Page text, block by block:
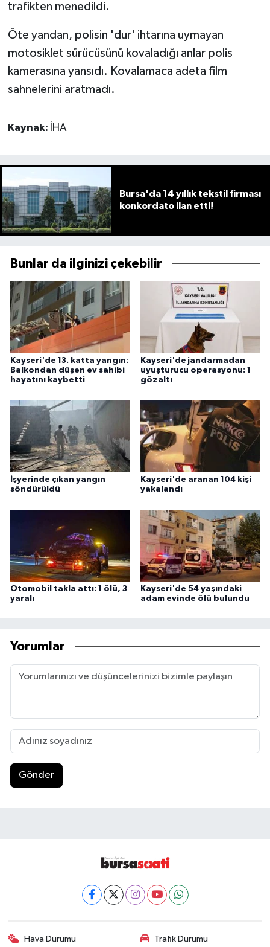
trafikten menedildi.
Öte yandan, polisin 'dur' ihtarına uymayan
motosiklet sürücüsünü kovaladığı anlar polis
kamerasına yansıdı. Kovalamaca adeta film
sahnelerini aratmadı.
Kaynak: İHA
Bursa'da 14 yıllık tekstil firması
konkordato ilan etti!
Bunlar da ilginizi çekebilir
Kayseri'de 13. katta yangın:
Balkondan düşen ev sahibi
hayatını kaybetti
Kayseri'de jandarmadan
uyuşturucu operasyonu: 1
gözaltı
İşyerinde çıkan yangın
söndürüldü
Kayseri'de aranan 104 kişi
yakalandı
Otomobil takla attı: 1 ölü, 3
yaralı
Kayseri'de 54 yaşındaki
adam evinde ölü bulundu
Yorumlar
Gönder
Hava Durumu Trafik Durumu